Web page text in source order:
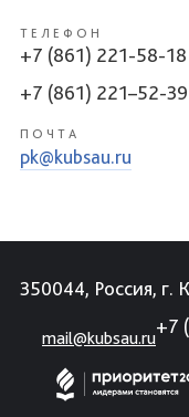
ТЕЛЕФОН
+7 (861) 221-58-18
+7 (861) 221–52-39
ПОЧТА
pk@kubsau.ru
350044, Россия, г.
mail@kubsau.ru
+7